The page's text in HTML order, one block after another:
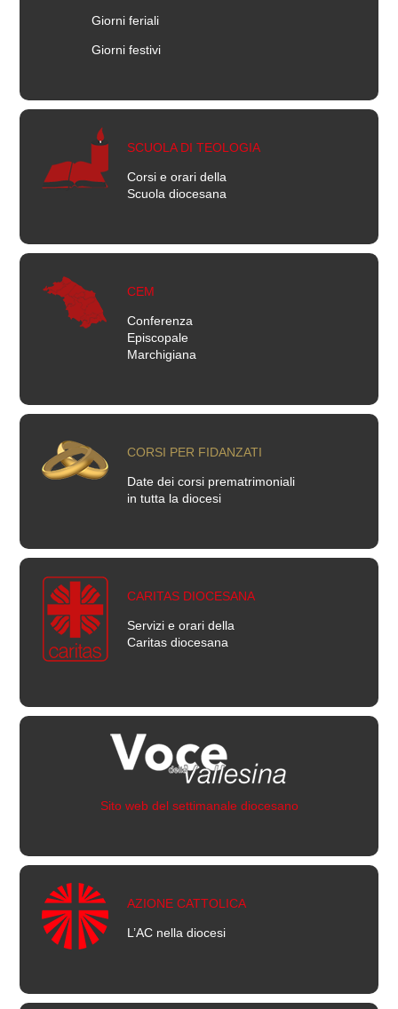
Giorni feriali
Giorni festivi
SCUOLA DI TEOLOGIA
Corsi e orari della
Scuola diocesana
CEM
Conferenza
Episcopale
Marchigiana
CORSI PER FIDANZATI
Date dei corsi prematrimoniali
in tutta la diocesi
CARITAS DIOCESANA
Servizi e orari della
Caritas diocesana
Sito web del settimanale diocesano
AZIONE CATTOLICA
L’AC nella diocesi